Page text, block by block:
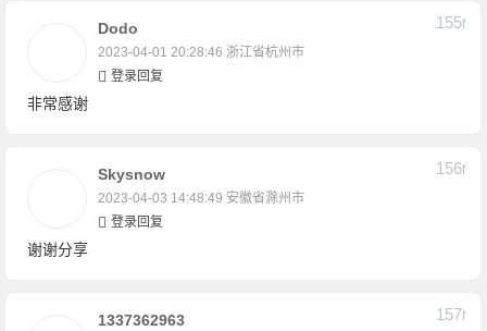
Dodo
2023-04-01 20:28:46 浙江省杭州市
155F
登录回复
非常感谢
Skysnow
2023-04-03 14:48:49 安徽省滁州市
156F
登录回复
谢谢分享
1337362963 157F